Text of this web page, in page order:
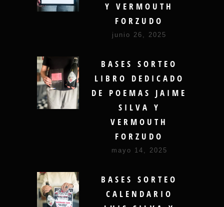
Y VERMOUTH
FORZUDO
junio 26, 2025
BASES SORTEO
LIBRO DEDICADO
DE POEMAS JAIME
SILVA Y
VERMOUTH
FORZUDO
mayo 14, 2025
BASES SORTEO
CALENDARIO